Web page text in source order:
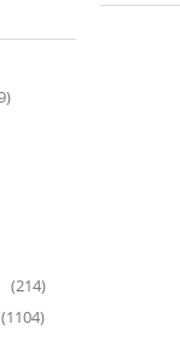
(214)
(1104)